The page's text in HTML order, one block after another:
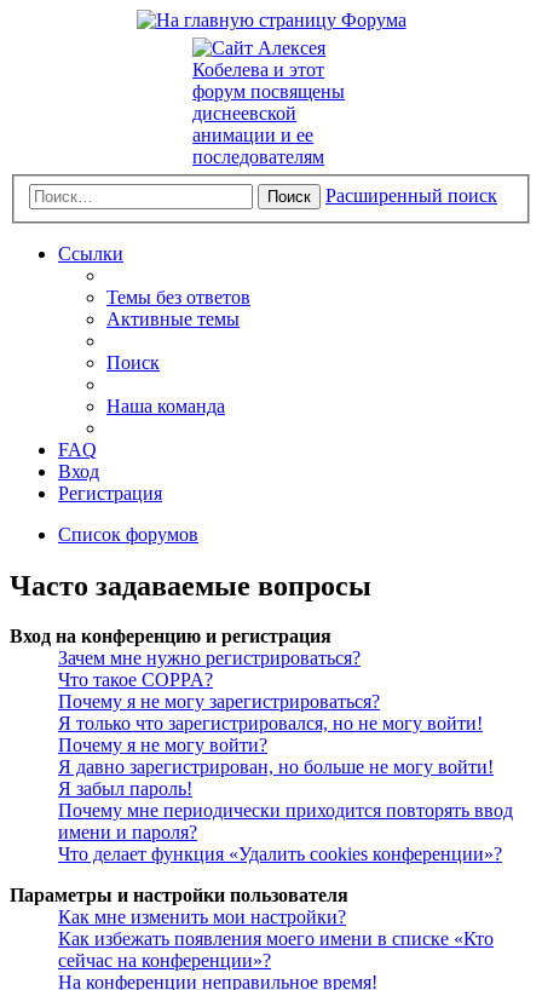
Поиск Расширенный поиск
Ссылки
Темы без ответов
Активные темы
Поиск
Наша команда
FAQ
Вход
Регистрация
Список форумов
Часто задаваемые вопросы
Вход на конференцию и регистрация
Зачем мне нужно регистрироваться?
Что такое COPPA?
Почему я не могу зарегистрироваться?
Я только что зарегистрировался, но не могу войти!
Почему я не могу войти?
Я давно зарегистрирован, но больше не могу войти!
Я забыл пароль!
Почему мне периодически приходится повторять ввод
имени и пароля?
Что делает функция «Удалить cookies конференции»?
Параметры и настройки пользователя
Как мне изменить мои настройки?
Как избежать появления моего имени в списке «Кто
сейчас на конференции»?
На конференции неправильное время!